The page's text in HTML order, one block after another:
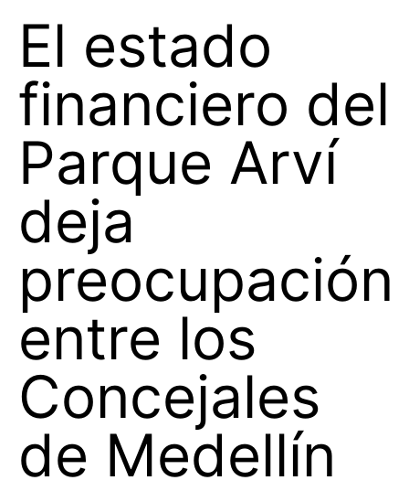
El estado
financiero del
Parque Arví
deja
preocupación
entre los
Concejales
de Medellín